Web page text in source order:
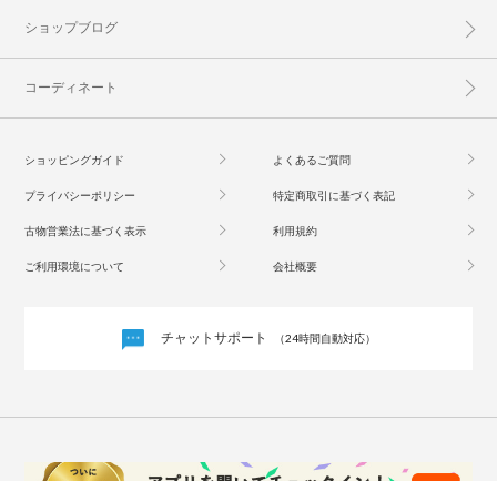
ショップブログ
コーディネート
ショッピングガイド よくあるご質問
プライバシーポリシー 特定商取引に基づく表記
古物営業法に基づく表示 利用規約
ご利用環境について 会社概要
チャットサポート （24時間自動対応）